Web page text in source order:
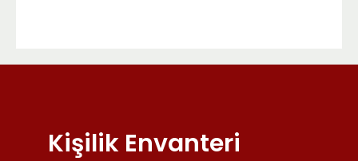
Kişilik Envanteri